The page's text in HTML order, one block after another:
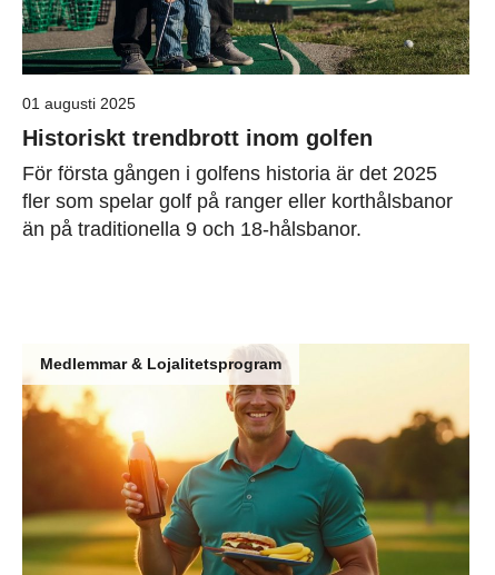
01 augusti 2025
Historiskt trendbrott inom golfen
För första gången i golfens historia är det 2025
fler som spelar golf på ranger eller korthålsbanor
än på traditionella 9 och 18-hålsbanor.
Medlemmar & Lojalitetsprogram